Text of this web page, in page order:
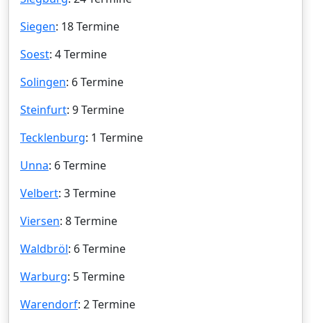
Siegen: 18 Termine
Soest: 4 Termine
Solingen: 6 Termine
Steinfurt: 9 Termine
Tecklenburg: 1 Termine
Unna: 6 Termine
Velbert: 3 Termine
Viersen: 8 Termine
Waldbröl: 6 Termine
Warburg: 5 Termine
Warendorf: 2 Termine